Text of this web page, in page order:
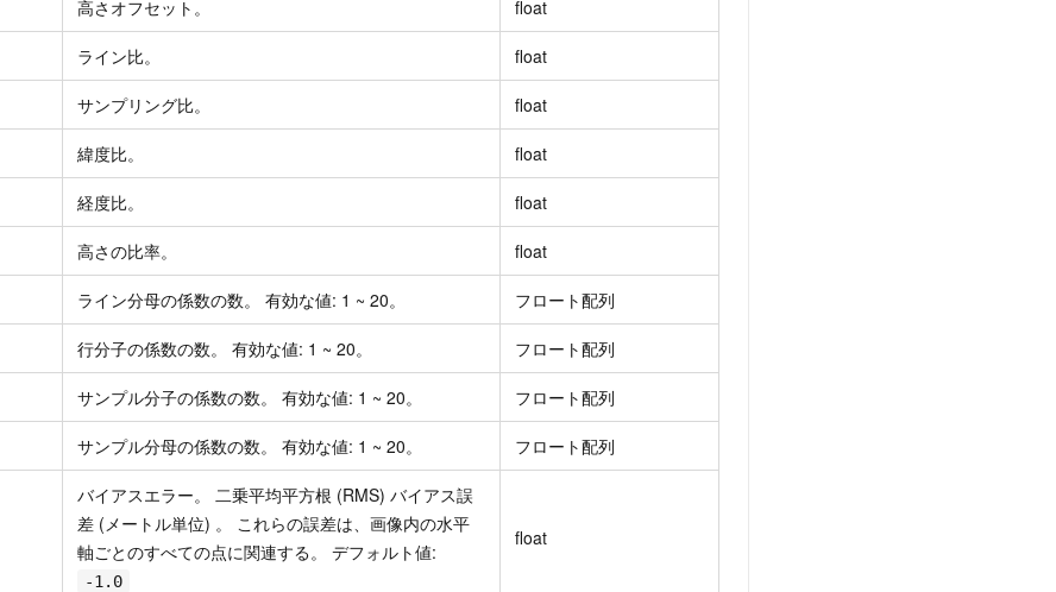
高さオフセット。 float
ライン比。 float
サンプリング比。 float
緯度比。 float
経度比。 float
高さの比率。 float
ライン分母の係数の数。 有効な値: 1 ~ 20。 フロート配列
行分子の係数の数。 有効な値: 1 ~ 20。 フロート配列
サンプル分子の係数の数。 有効な値: 1 ~ 20。 フロート配列
サンプル分母の係数の数。 有効な値: 1 ~ 20。 フロート配列
バイアスエラー。 二乗平均平方根 (RMS) バイアス誤
差 (メートル単位) 。 これらの誤差は、画像内の水平
軸ごとのすべての点に関連する。 デフォルト値:
-1.0
float